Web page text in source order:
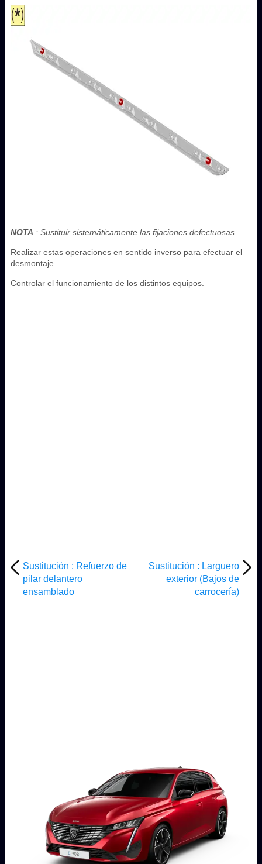
NOTA : Sustituir sistemáticamente las fijaciones defectuosas.
Realizar estas operaciones en sentido inverso para efectuar el
desmontaje.
Controlar el funcionamiento de los distintos equipos.
Sustitución : Refuerzo de
pilar delantero
ensamblado
Sustitución : Larguero
exterior (Bajos de
carrocería)